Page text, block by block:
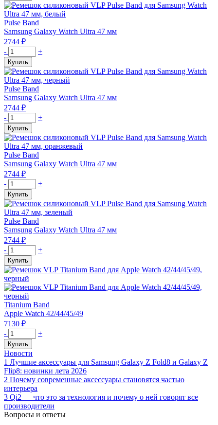
Ремешок
из
нержавеющей
стали
VLP
для
Apple
Watch
42/44/45,
шампань
Pulse Band
Samsung Galaxy Watch Ultra 47 мм
2744 ₽
Количество
товара
Ремешок
силиконовый
VLP
Pulse
Band
для
Samsung
Watch
Ultra
47
мм,
белый
- +
Купить
Pulse Band
Samsung Galaxy Watch Ultra 47 мм
2744 ₽
Количество
товара
Ремешок
силиконовый
VLP
Pulse
Band
для
Samsung
Watch
Ultra
47
мм,
черный
- +
Купить
Pulse Band
Samsung Galaxy Watch Ultra 47 мм
2744 ₽
Количество
товара
Ремешок
силиконовый
VLP
Pulse
Band
для
Samsung
Watch
Ultra
47
мм,
оранжевый
- +
Купить
Pulse Band
Samsung Galaxy Watch Ultra 47 мм
2744 ₽
Количество
товара
Ремешок
силиконовый
VLP
Pulse
Band
для
Samsung
Watch
Ultra
47
мм,
зеленый
- +
Купить
Titanium Band
Apple Watch 42/44/45/49
7130 ₽
Количество
товара
Ремешок
VLP
Titanium
Band
для
Apple
Watch
42/44/45/49,
черный
- +
Купить
Новости
1 Лучшие аксессуары для Samsung Galaxy Z Fold8 и Galaxy Z
Flip8: новинки лета 2026
2 Почему современные аксессуары становятся частью
интерьера
3 Qi2 — что это за технология и почему о ней говорят все
производители
Вопросы и ответы